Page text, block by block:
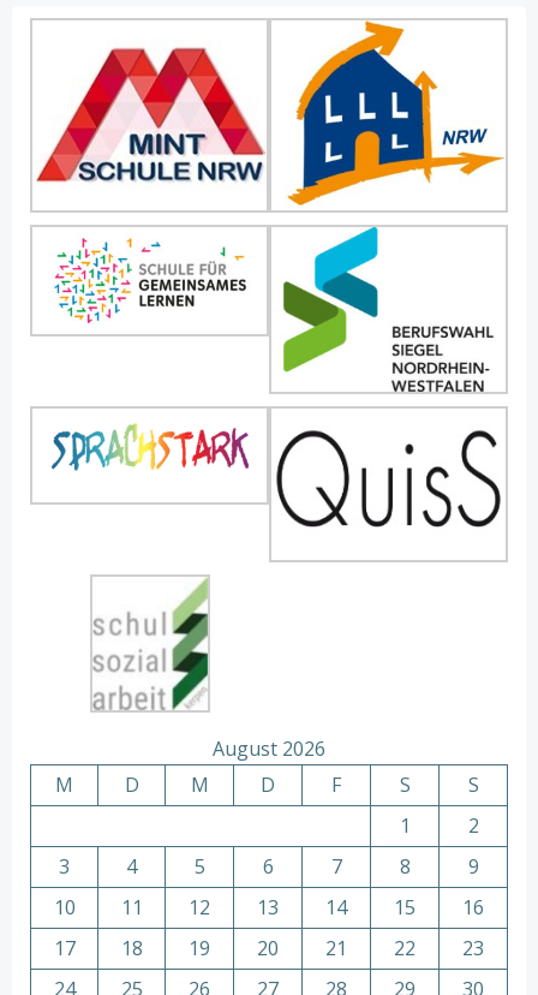
August 2026
M
D M D F S
S
1
2
3
4 5 6 7 8
9
10
11 12 13 14 15
16
17
18 19 20 21 22
23
24
25 26 27 28 29 30